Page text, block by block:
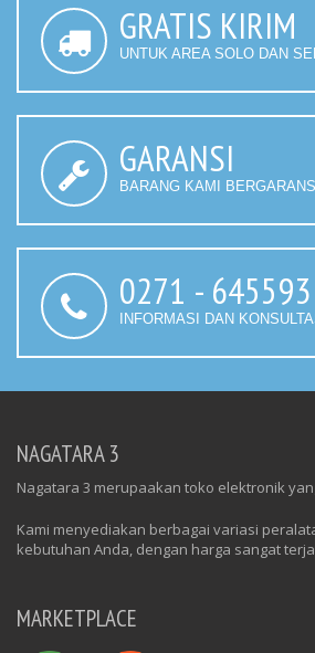
GRATIS KIRIM
UNTUK AREA SOLO DAN
GARANSI
BARANG KAMI
0271 - 645593
INFORMASI DAN
NAGATARA 3
Nagatara 3 merupaakan toko elektronik
Kami menyediakan berbagai variasi
kebutuhan Anda, dengan harga sangat
MARKETPLACE